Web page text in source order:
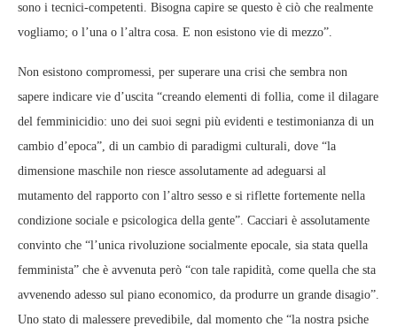
sono i tecnici-competenti. Bisogna capire se questo è ciò che realmente
vogliamo; o l’una o l’altra cosa. E non esistono vie di mezzo”.
Non esistono compromessi, per superare una crisi che sembra non
sapere indicare vie d’uscita “creando elementi di follia, come il dilagare
del femminicidio: uno dei suoi segni più evidenti e testimonianza di un
cambio d’epoca”, di un cambio di paradigmi culturali, dove “la
dimensione maschile non riesce assolutamente ad adeguarsi al
mutamento del rapporto con l’altro sesso e si riflette fortemente nella
condizione sociale e psicologica della gente”. Cacciari è assolutamente
convinto che “l’unica rivoluzione socialmente epocale, sia stata quella
femminista” che è avvenuta però “con tale rapidità, come quella che sta
avvenendo adesso sul piano economico, da produrre un grande disagio”.
Uno stato di malessere prevedibile, dal momento che “la nostra psiche